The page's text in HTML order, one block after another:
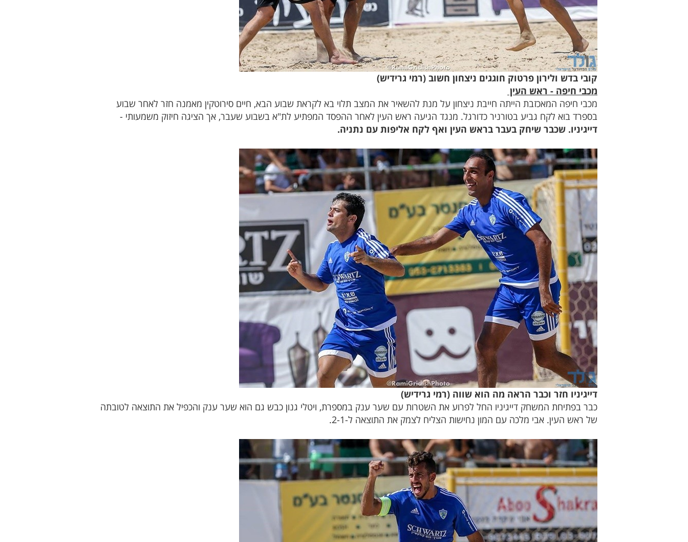
קובי בדש ולירון פרטוק חוגגים ניצחון חשוב (רמי גרידיש)
מכבי חיפה - ראש העין
מכבי חיפה המאכזבת הייתה חייבת ניצחון על מנת להשאיר את המצב תלוי בא לקראת שבוע הבא, חיים סירוטקין מאמנה חזר לאחר שבוע
בספרד בוא לקח גביע בטורניר כדורגל. מנגד הגיעה ראש העין לאחר ההפסד המפתיע לת"א בשבוע שעבר, אך הציגה חיזוק משמעותי -
דייגיניו. שכבר שיחק בעבר בראש העין ואף לקח אליפות עם נתניה.
דייגיניו חזר וכבר הראה מה הוא שווה (רמי גרידיש)
כבר בפתיחת המשחק דייגיניו החל לפרוע את השטרות עם שער ענק במספרת, ויטלי גנון כבש גם הוא שער ענק והכפיל את התוצאה לטובתה
של ראש העין. אבי מלכה עם המון נחישות הצליח לצמק את התוצאה ל-2-1.